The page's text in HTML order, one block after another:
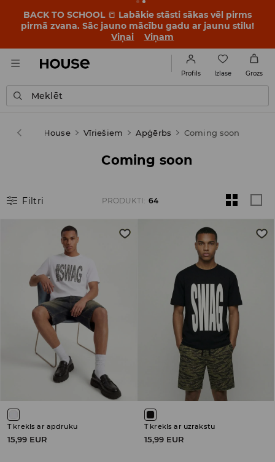
BACK TO SCHOOL 📒 Labākie stāsti sākas vēl pirms
pirmā zvana. Sāc jauno mācību gadu ar jaunu stilu!
Viņai
Viņam
Profils Izlase Grozs
Meklēt
House Vīriešiem Apģērbs Coming soon
Coming soon
Filtri PRODUKTI : 64
T krekls ar apdruku
15,99 EUR
T krekls ar uzrakstu
15,99 EUR